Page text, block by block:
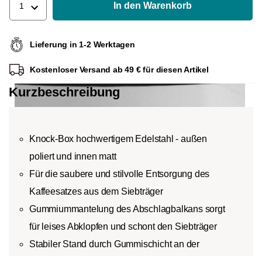
1 In den Warenkorb
Lieferung in 1-2 Werktagen
Kostenloser Versand ab 49 € für diesen Artikel
Kurzbeschreibung
Knock-Box hochwertigem Edelstahl - außen
poliert und innen matt
Für die saubere und stilvolle Entsorgung des
Kaffeesatzes aus dem Siebträger
Gummiummantelung des Abschlagbalkans sorgt
für leises Abklopfen und schont den Siebträger
Stabiler Stand durch Gummischicht an der